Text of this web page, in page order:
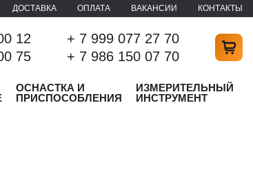
ДОСТАВКА ОПЛАТА ВАКАНСИИ КОНТАКТЫ
12
75
+ 7 999 077 27 70
+ 7 986 150 07 70
ОСНАСТКА И
ПРИСПОСОБЛЕНИЯ
ИЗМЕРИТЕЛЬНЫЙ
ИНСТРУМЕНТ